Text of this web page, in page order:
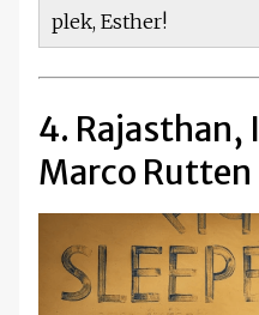
plek, Esther!
4. Rajasthan,
Marco Rutten